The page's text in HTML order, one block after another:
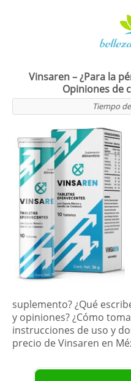
Vinsaren – ¿Para la
Opiniones de
Tiempo
suplemento? ¿Qué
y opiniones? ¿Cómo
instrucciones de uso y
precio de Vinsaren en